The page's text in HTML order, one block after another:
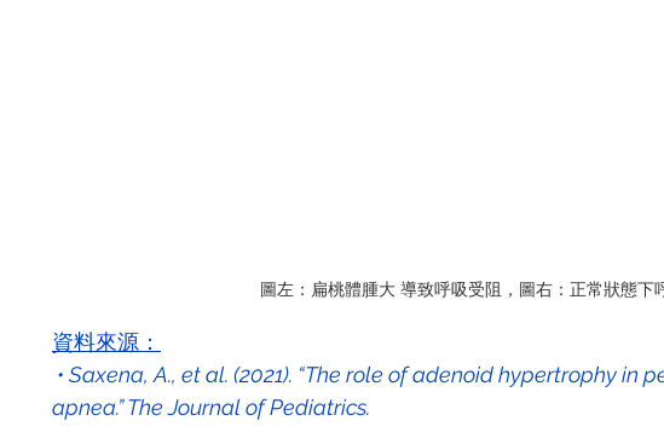
圖左：扁桃體腫大 導致呼吸受阻，圖右：正常狀態下
資料來源：
apnea.” The Journal of Pediatrics.